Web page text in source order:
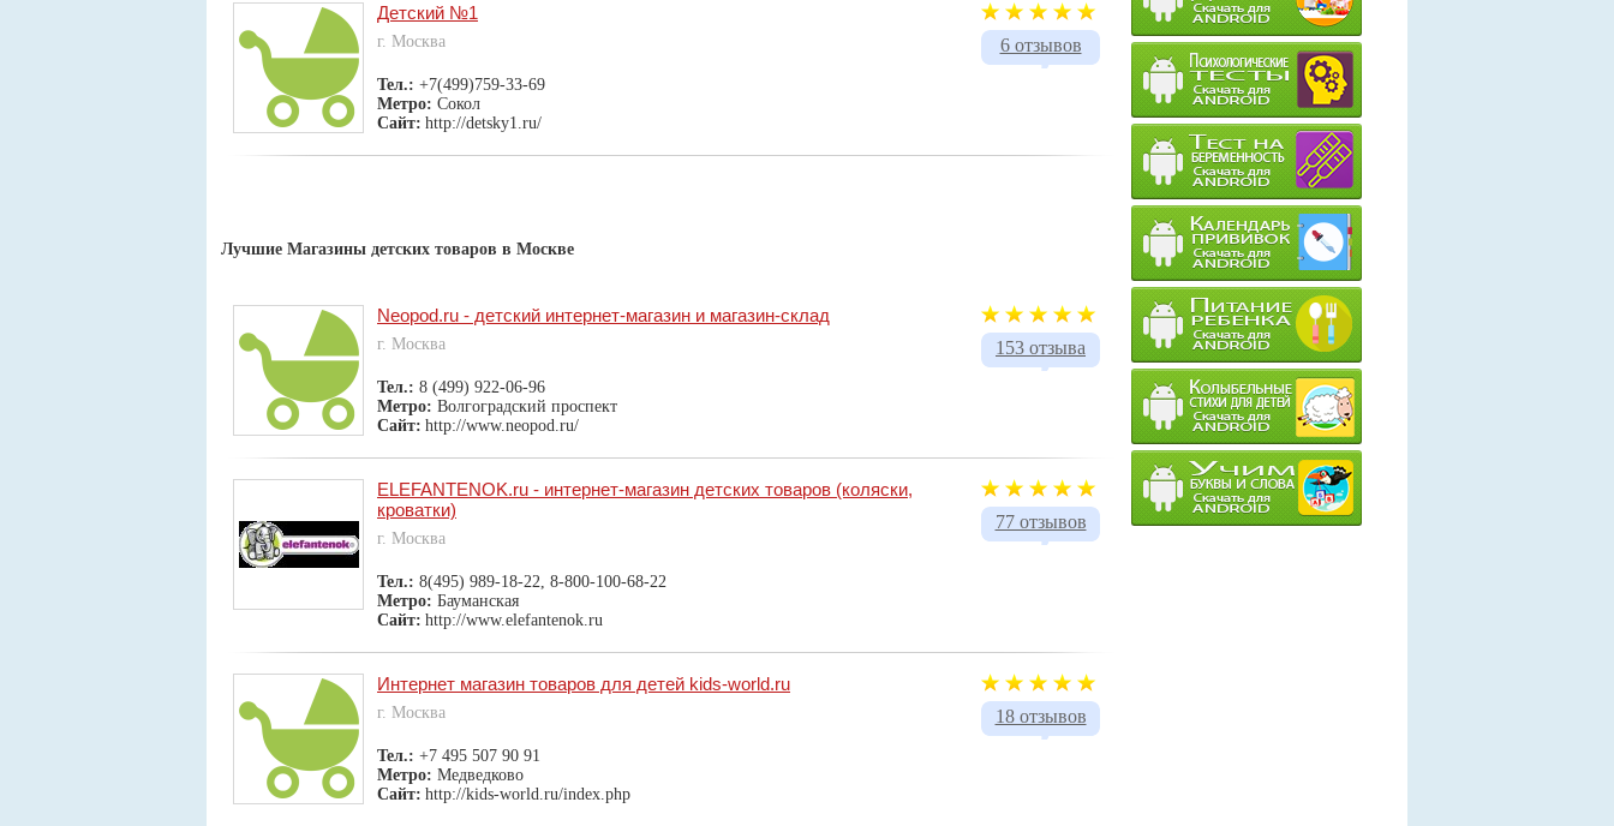
6 отзывов
Детский №1
г. Москва
Тел.: +7(499)759-33-69
Метро: Сокол
Сайт: http://detsky1.ru/
Лучшие Магазины детских товаров в Москве
153 отзыва
Neopod.ru - детский интернет-магазин и магазин-склад
г. Москва
Тел.: 8 (499) 922-06-96
Метро: Волгоградский проспект
Сайт: http://www.neopod.ru/
77 отзывов
ELEFANTENOK.ru - интернет-магазин детских товаров (коляски,
кроватки)
г. Москва
Тел.: 8(495) 989-18-22, 8-800-100-68-22
Метро: Бауманская
Сайт: http://www.elefantenok.ru
18 отзывов
Интернет магазин товаров для детей kids-world.ru
г. Москва
Тел.: +7 495 507 90 91
Метро: Медведково
Сайт: http://kids-world.ru/index.php